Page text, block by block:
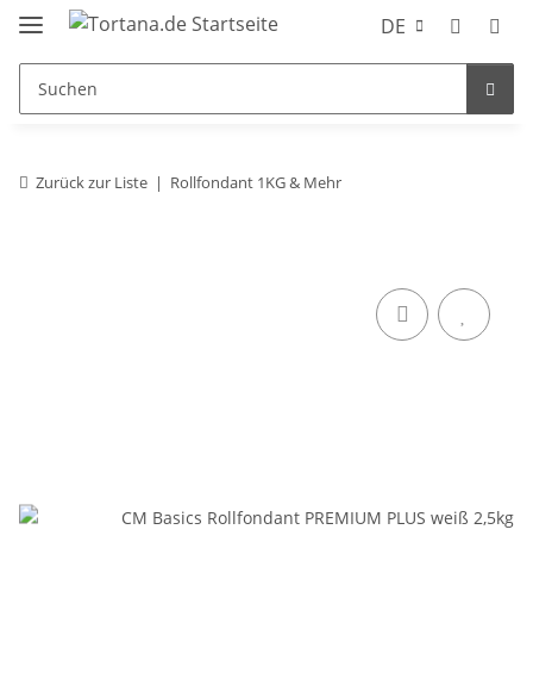
DE
Zurück zur Liste Rollfondant 1KG & Mehr